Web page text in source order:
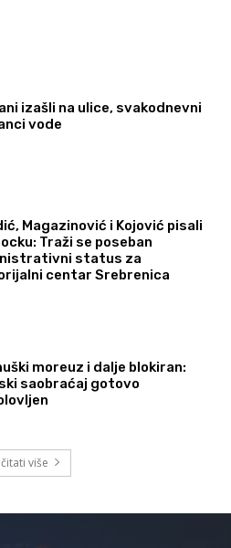
izašli na ulice, svakodnevni
vode
Magazinović i Kojović pisali
Traži se poseban
status za
centar Srebrenica
moreuz i dalje blokiran:
saobraćaj gotovo
više